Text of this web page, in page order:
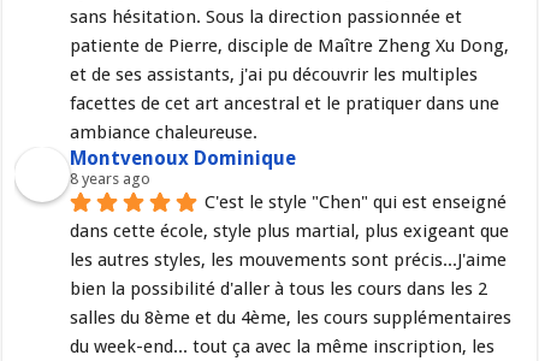
sans hésitation. Sous la direction passionnée et
patiente de Pierre, disciple de Maître Zheng Xu Dong,
et de ses assistants, j'ai pu découvrir les multiples
facettes de cet art ancestral et le pratiquer dans une
ambiance chaleureuse.
Montvenoux Dominique
8 years ago
C'est le style "Chen" qui est enseigné
dans cette école, style plus martial, plus exigeant que
les autres styles, les mouvements sont précis...J'aime
bien la possibilité d'aller à tous les cours dans les 2
salles du 8ème et du 4ème, les cours supplémentaires
du week-end... tout ça avec la même inscription, les